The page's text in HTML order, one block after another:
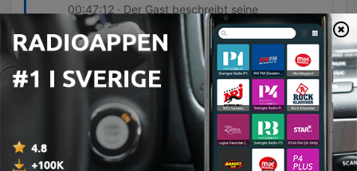
00:47:12 · Der Gast beschreibt seine
medizinische Vorbereitung, um den extremen
Stress der Saison körperlich zu bewältigen.
375 - Sommerspezial: Aus der Community: Die
Wiesnwirtin